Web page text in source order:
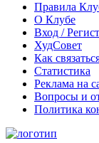
Правила
О Клубе
Вход /
ХудСовет
Как
Статистика
Реклама на
Вопросы и
Политика